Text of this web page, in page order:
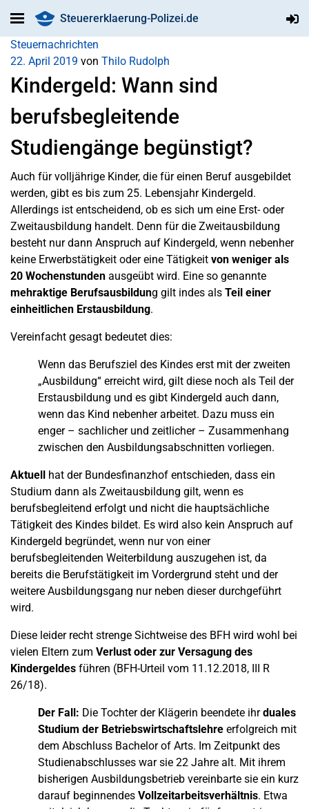
Steuererklaerung-Polizei.de
Steuernachrichten
22. April 2019 von Thilo Rudolph
Kindergeld: Wann sind
berufsbegleitende
Studiengänge begünstigt?
Auch für volljährige Kinder, die für einen Beruf ausgebildet
werden, gibt es bis zum 25. Lebensjahr Kindergeld.
Allerdings ist entscheidend, ob es sich um eine Erst- oder
Zweitausbildung handelt. Denn für die Zweitausbildung
besteht nur dann Anspruch auf Kindergeld, wenn nebenher
keine Erwerbstätigkeit oder eine Tätigkeit von weniger als
20 Wochenstunden ausgeübt wird. Eine so genannte
mehraktige Berufsausbildung gilt indes als Teil einer
einheitlichen Erstausbildung.
Vereinfacht gesagt bedeutet dies:
Wenn das Berufsziel des Kindes erst mit der zweiten
„Ausbildung“ erreicht wird, gilt diese noch als Teil der
Erstausbildung und es gibt Kindergeld auch dann,
wenn das Kind nebenher arbeitet. Dazu muss ein
enger – sachlicher und zeitlicher – Zusammenhang
zwischen den Ausbildungsabschnitten vorliegen.
Aktuell hat der Bundesfinanzhof entschieden, dass ein
Studium dann als Zweitausbildung gilt, wenn es
berufsbegleitend erfolgt und nicht die hauptsächliche
Tätigkeit des Kindes bildet. Es wird also kein Anspruch auf
Kindergeld begründet, wenn nur von einer
berufsbegleitenden Weiterbildung auszugehen ist, da
bereits die Berufstätigkeit im Vordergrund steht und der
weitere Ausbildungsgang nur neben dieser durchgeführt
wird.
Diese leider recht strenge Sichtweise des BFH wird wohl bei
vielen Eltern zum Verlust oder zur Versagung des
Kindergeldes führen (BFH-Urteil vom 11.12.2018, III R
26/18).
Der Fall: Die Tochter der Klägerin beendete ihrduales
Studium der Betriebswirtschaftslehre erfolgreich mit
dem Abschluss Bachelor of Arts. Im Zeitpunkt des
Studienabschlusses war sie 22 Jahre alt. Mit ihrem
bisherigen Ausbildungsbetrieb vereinbarte sie ein kurz
darauf beginnendes Vollzeitarbeitsverhältnis. Etwa